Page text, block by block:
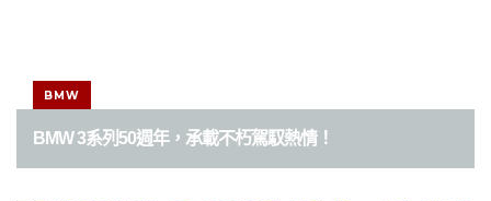
BMW
BMW 3系列50週年，承載不朽駕馭熱情！